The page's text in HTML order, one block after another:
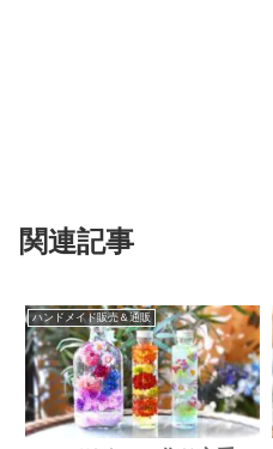
関連記事
ハンドメイド販売＆通販